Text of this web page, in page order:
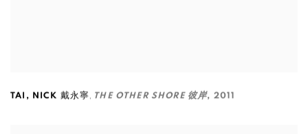
TAI , NICK 戴永寧, THE OTHER SHORE 彼岸, 2011